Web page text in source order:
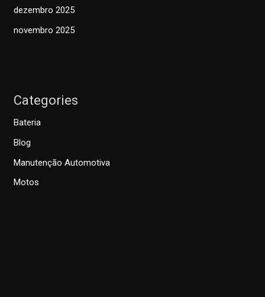
dezembro 2025
novembro 2025
Categories
Bateria
Blog
Manutenção Automotiva
Motos